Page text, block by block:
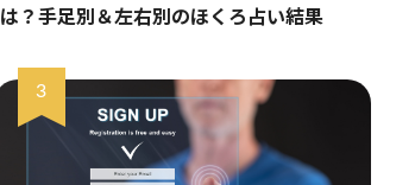
は？手足別＆左右別のほくろ占い結果